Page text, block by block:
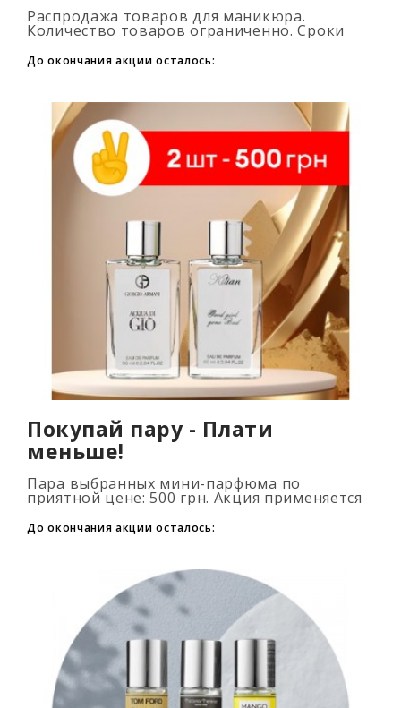
Распродажа товаров для маникюра.
Количество товаров ограниченно. Сроки
До окончания акции осталось:
Покупай пару - Плати
меньше!
Пара выбранных мини-парфюма по
приятной цене: 500 грн. Акция применяется
флаконов в корзину. Количество товаров
огранич..
До окончания акции осталось: